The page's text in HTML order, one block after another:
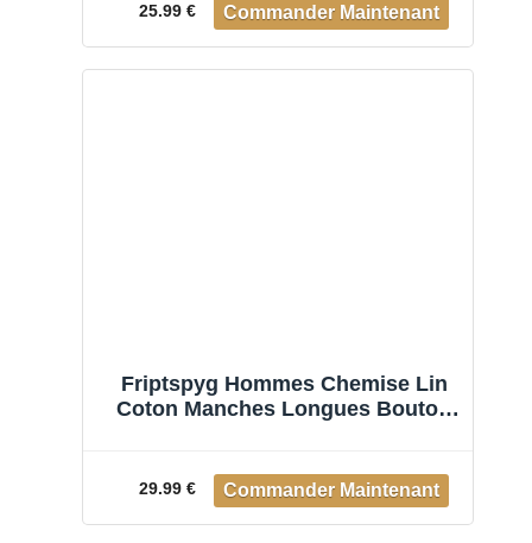
Leger Ample Casual de Plage L
25.99 €
Friptspyg Hommes Chemise Lin
Coton Manches Longues Bouton
Chemises L’été avec Poche, Blanc
XXL
29.99 €